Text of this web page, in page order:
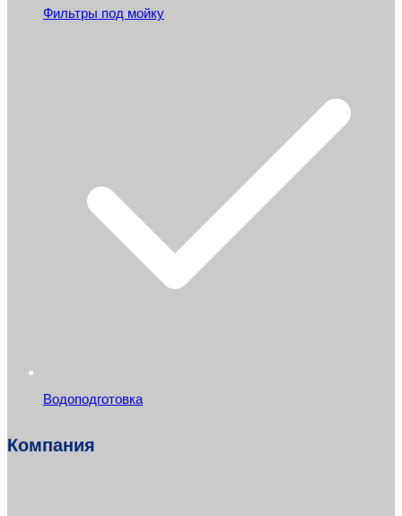
Фильтры под мойку
Водоподготовка
Компания